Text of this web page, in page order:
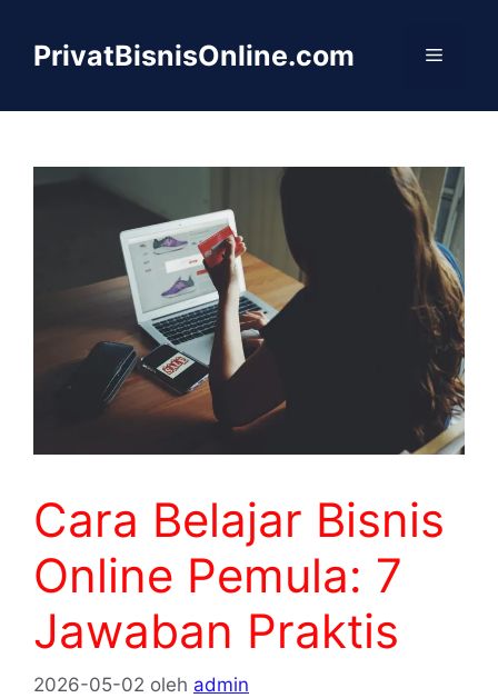
PrivatBisnisOnline.com Menu
Cara Belajar Bisnis
Online Pemula: 7
Jawaban Praktis
2026-05-02 oleh admin